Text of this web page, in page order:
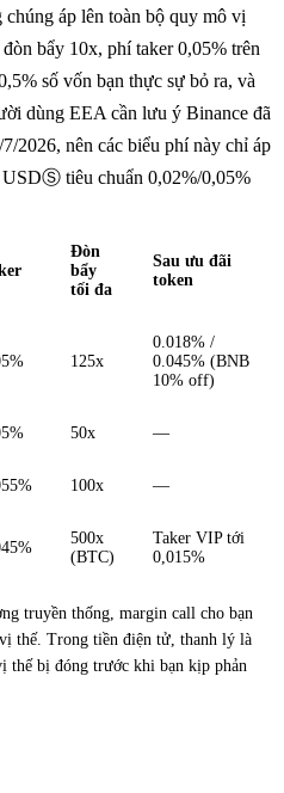
áp lên toàn bộ quy mô vị
bẩy 10x, phí taker 0,05% trên
số vốn bạn thực sự bỏ ra, và
dùng EEA cần lưu ý Binance đã
2026, nên các biểu phí này chỉ áp
tiêu chuẩn 0,02%/0,05%
Đòn
bẩy
tối đa
Sau ưu đãi
token
125x
0.018% /
0.045% (BNB
10% off)
50x —
100x —
500x
(BTC)
Taker VIP tới
0,015%
truyền thống, margin call cho bạn
thế. Trong tiền điện tử, thanh lý là
bị đóng trước khi bạn kịp phản